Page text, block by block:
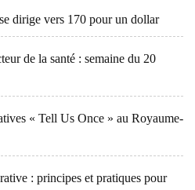
dirige vers 170 pour un dollar
de la santé : semaine du 20
« Tell Us Once » au Royaume-
: principes et pratiques pour